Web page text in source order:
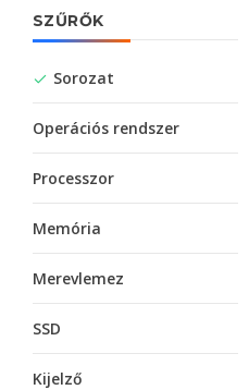
SZŰRŐK
Sorozat
Operációs rendszer
Processzor
Memória
Merevlemez
SSD
Kijelző